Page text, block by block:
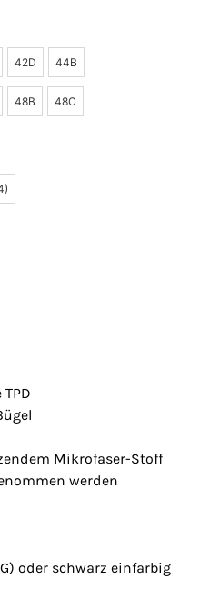
42D 44B
48B 48C
Mikrofaser-Stoff
werden
oder schwarz einfarbig